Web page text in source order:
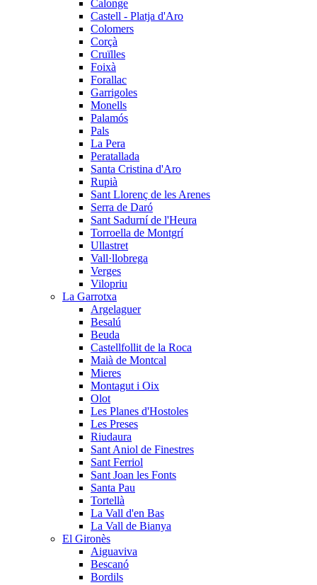
Calonge
Castell - Platja d'Aro
Colomers
Corçà
Cruïlles
Foixà
Forallac
Garrigoles
Monells
Palamós
Pals
La Pera
Peratallada
Santa Cristina d'Aro
Rupià
Sant Llorenç de les Arenes
Serra de Daró
Sant Sadurní de l'Heura
Torroella de Montgrí
Ullastret
Vall·llobrega
Verges
Vilopriu
La Garrotxa
Argelaguer
Besalú
Beuda
Castellfollit de la Roca
Maià de Montcal
Mieres
Montagut i Oix
Olot
Les Planes d'Hostoles
Les Preses
Riudaura
Sant Aniol de Finestres
Sant Ferriol
Sant Joan les Fonts
Santa Pau
Tortellà
La Vall d'en Bas
La Vall de Bianya
El Gironès
Aiguaviva
Bescanó
Bordils